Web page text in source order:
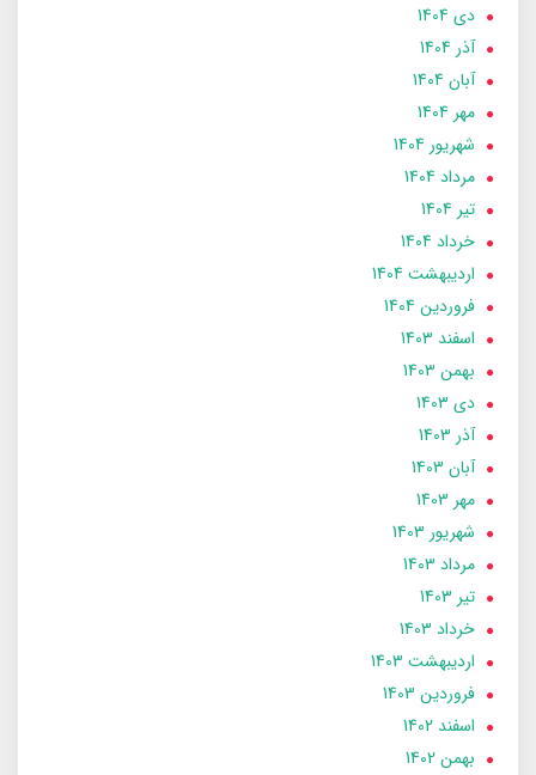
دی 1404
آذر 1404
آبان 1404
مهر 1404
شهریور 1404
مرداد 1404
تير 1404
خرداد 1404
ارديبهشت 1404
فروردین 1404
اسفند 1403
بهمن 1403
دی 1403
آذر 1403
آبان 1403
مهر 1403
شهریور 1403
مرداد 1403
تير 1403
خرداد 1403
ارديبهشت 1403
فروردین 1403
اسفند 1402
بهمن 1402